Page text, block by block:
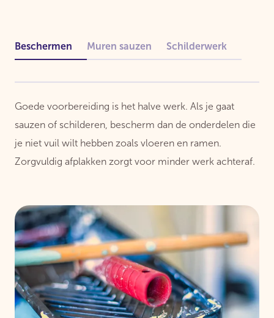
Beschermen Muren sauzen Schilderwerk
Goede voorbereiding is het halve werk. Als je gaat
sauzen of schilderen, bescherm dan de onderdelen die
je niet vuil wilt hebben zoals vloeren en ramen.
Zorgvuldig afplakken zorgt voor minder werk achteraf.